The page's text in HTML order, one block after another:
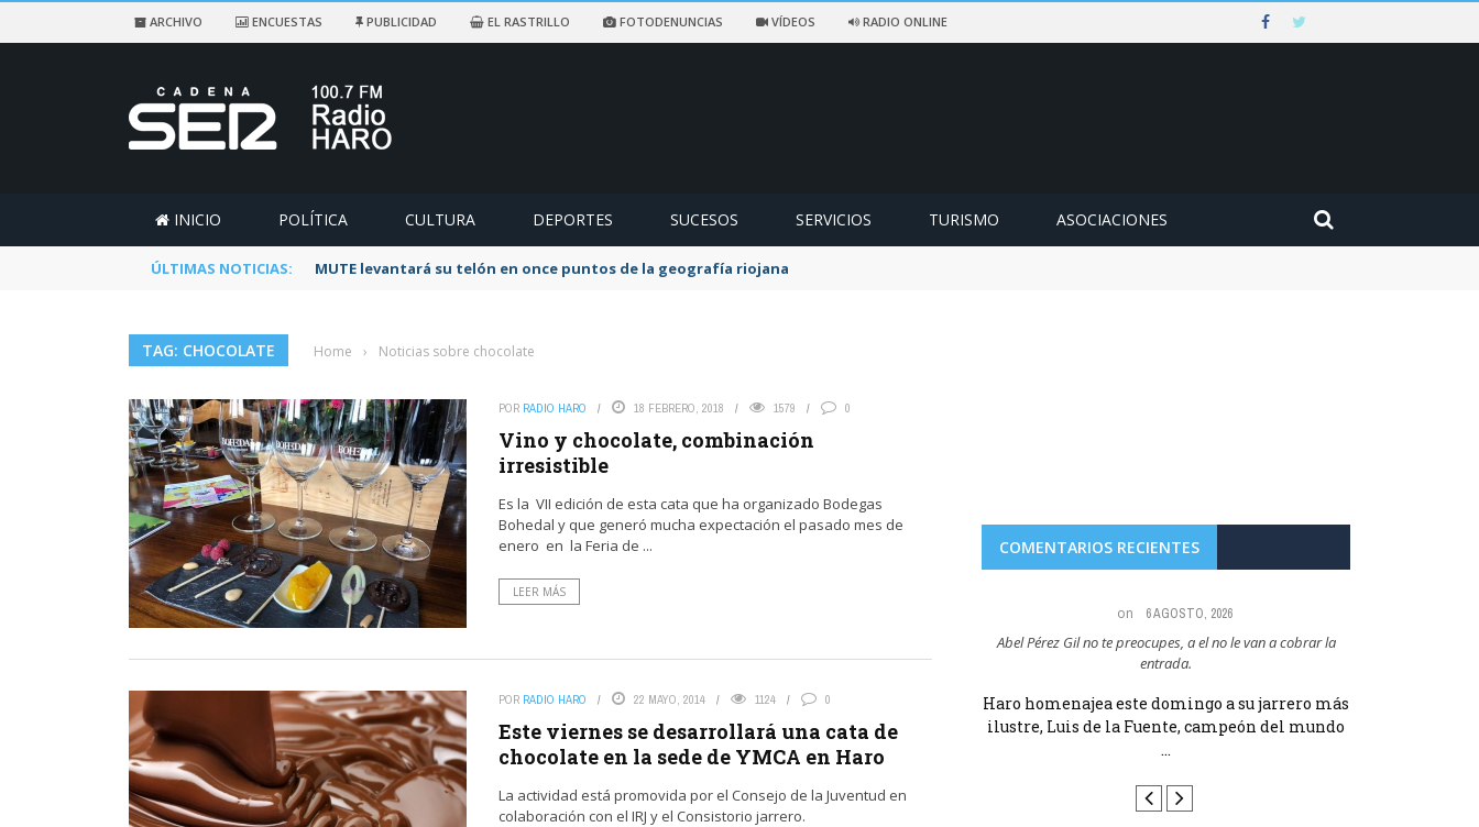
ARCHIVO ENCUESTAS PUBLICIDAD EL RASTRILLO FOTODENUNCIAS VÍDEOS RADIO ONLINE
INICIO POLÍTICA CULTURA DEPORTES SUCESOS SERVICIOS TURISMO ASOCIACIONES
ÚLTIMAS NOTICIAS: MUTE levantará su telón en once puntos de la geografía riojana
TAG: CHOCOLATE Home › Noticias sobre chocolate
POR RADIO HARO 18 FEBRERO, 2018 1579 0
Vino y chocolate, combinación
irresistible
Es la VII edición de esta cata que ha organizado Bodegas
Bohedal y que generó mucha expectación el pasado mes de
enero en la Feria de ...
LEER MÁS
POR RADIO HARO 22 MAYO, 2014 1124 0
Este viernes se desarrollará una cata de
chocolate en la sede de YMCA en Haro
La actividad está promovida por el Consejo de la Juventud en
colaboración con el IRJ y el Consistorio jarrero.
COMENTARIOS RECIENTES
del alcalde socialista de Rodezno en la
recaudación de ...
on 6 AGOSTO, 2026
Abel Pérez Gil no te preocupes, a el no le van a cobrar la
entrada.
Haro homenajea este domingo a su jarrero más
ilustre, Luis de la Fuente, campeón del mundo
...